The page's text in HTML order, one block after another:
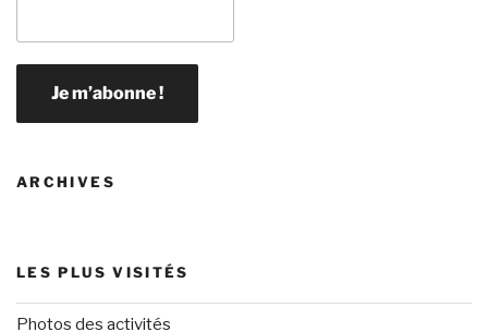
ARCHIVES
LES PLUS VISITÉS
Photos des activités